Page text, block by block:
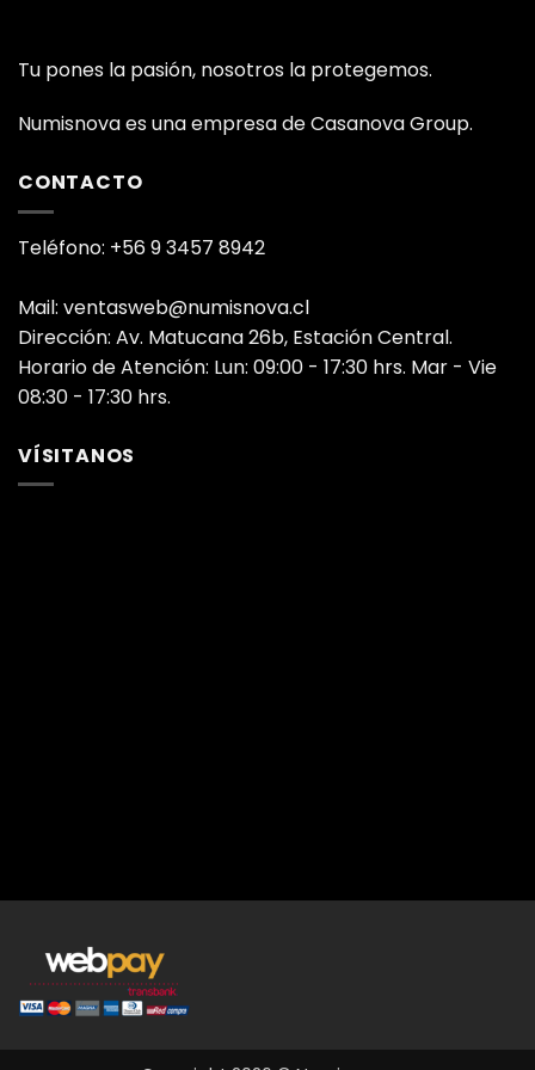
Tu pones la pasión, nosotros la protegemos.
Numisnova es una empresa de Casanova Group.
CONTACTO
Teléfono: +56 9 3457 8942
Mail: ventasweb@numisnova.cl
Dirección: Av. Matucana 26b, Estación Central.
Horario de Atención: Lun: 09:00 - 17:30 hrs. Mar - Vie
08:30 - 17:30 hrs.
VÍSITANOS